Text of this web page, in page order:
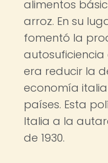
alimentos
arroz. En su
fomentó la
autosuficiencia
era reducir la
economía
países. Esta
Italia a la
de 1930.